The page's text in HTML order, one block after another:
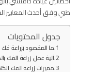
طبي وفق أحدث المعايير
جدول المحتويات
ما المقصود بزراعة
آلية عمل زراعة الفك
مميزات زراعة الفك